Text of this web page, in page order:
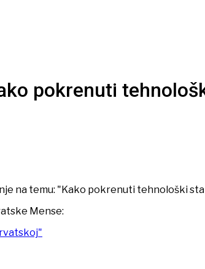
pokrenuti
na temu: "Kako pokrenuti tehnološki
Mense: